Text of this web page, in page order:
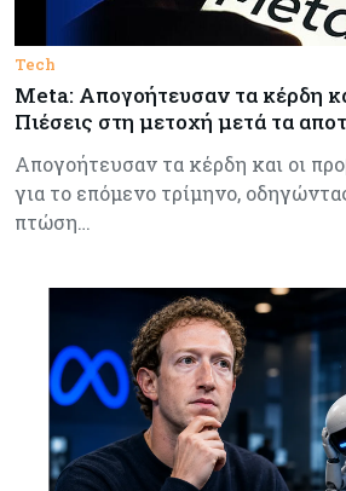
Tech
Meta: Απογοήτευσαν τα κέρδη
Πιέσεις στη μετοχή μετά τα
Απογοήτευσαν τα κέρδη και οι
για το επόμενο τρίμηνο,
πτώση…